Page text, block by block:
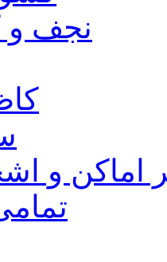
نجف و
اماكن و